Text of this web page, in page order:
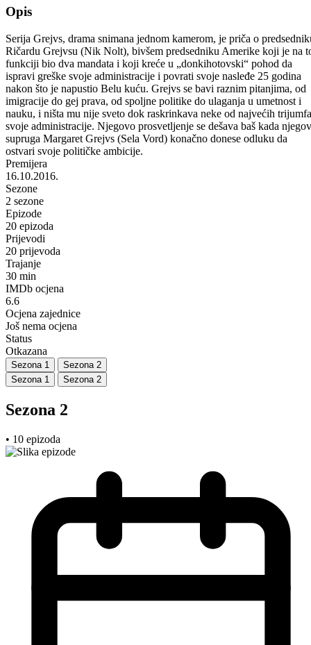
Opis
Serija Grejvs, drama snimana jednom kamerom, je priča o
Ričardu Grejvsu (Nik Nolt), bivšem predsedniku Amerike koji je na
funkciji bio dva mandata i koji kreće u „donkihotovski“ pohod da
ispravi greške svoje administracije i povrati svoje nasleđe 25 godina
nakon što je napustio Belu kuću. Grejvs se bavi raznim pitanjima, od
imigracije do gej prava, od spoljne politike do ulaganja u umetnost i
nauku, i ništa mu nije sveto dok raskrinkava neke od najvećih trijumfa
svoje administracije. Njegovo prosvetljenje se dešava baš kada
supruga Margaret Grejvs (Sela Vord) konačno donese odluku da
ostvari svoje političke ambicije.
Premijera
16.10.2016.
Sezone
2 sezone
Epizode
20 epizoda
Prijevodi
20 prijevoda
Trajanje
30 min
IMDb ocjena
6.6
Ocjena zajednice
Još nema ocjena
Status
Otkazana
Sezona 1
Sezona 2
Sezona 1
Sezona 2
Sezona 2
• 10 epizoda